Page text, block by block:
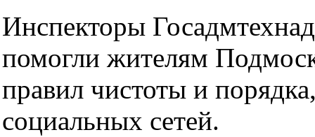
Инспекторы
помогли жителям
правил чистоты и
социальных сетей.